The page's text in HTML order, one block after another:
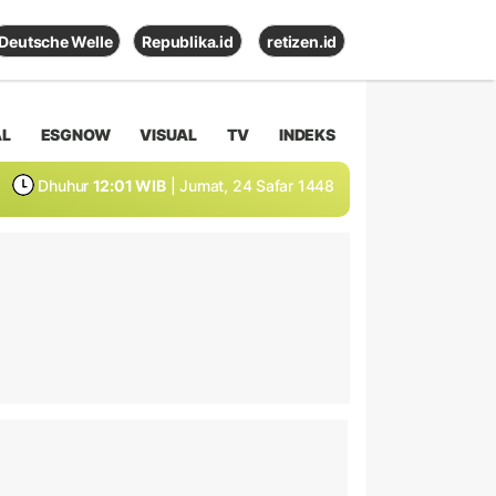
Deutsche Welle Republika.id retizen.id
ESGNOW VISUAL TV INDEKS
Dhuhur 12:01 WIB | Jumat, 24 Safar 1448